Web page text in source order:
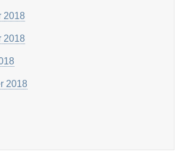
2018
2018
2018